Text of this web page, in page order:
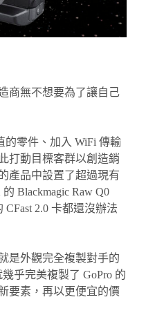
商無不想要為了讓自己
的零件、加入 WiFi 傳輸
打動目標客群以創造銷
產品中設置了超過現有
Blackmagic Raw Q0
2.0 卡都還沒辦法
是外觀完全複製對手的
乎完美複製了 GoPro 的
要素，再以更便宜的價